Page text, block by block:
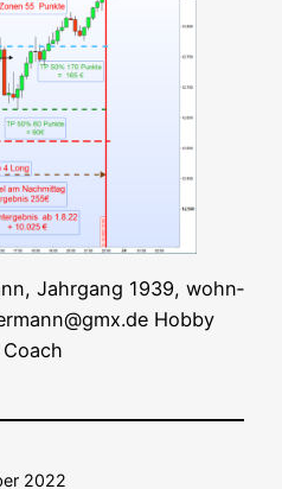
Jahr­gang 1939, wohn­
Hob­by
2022